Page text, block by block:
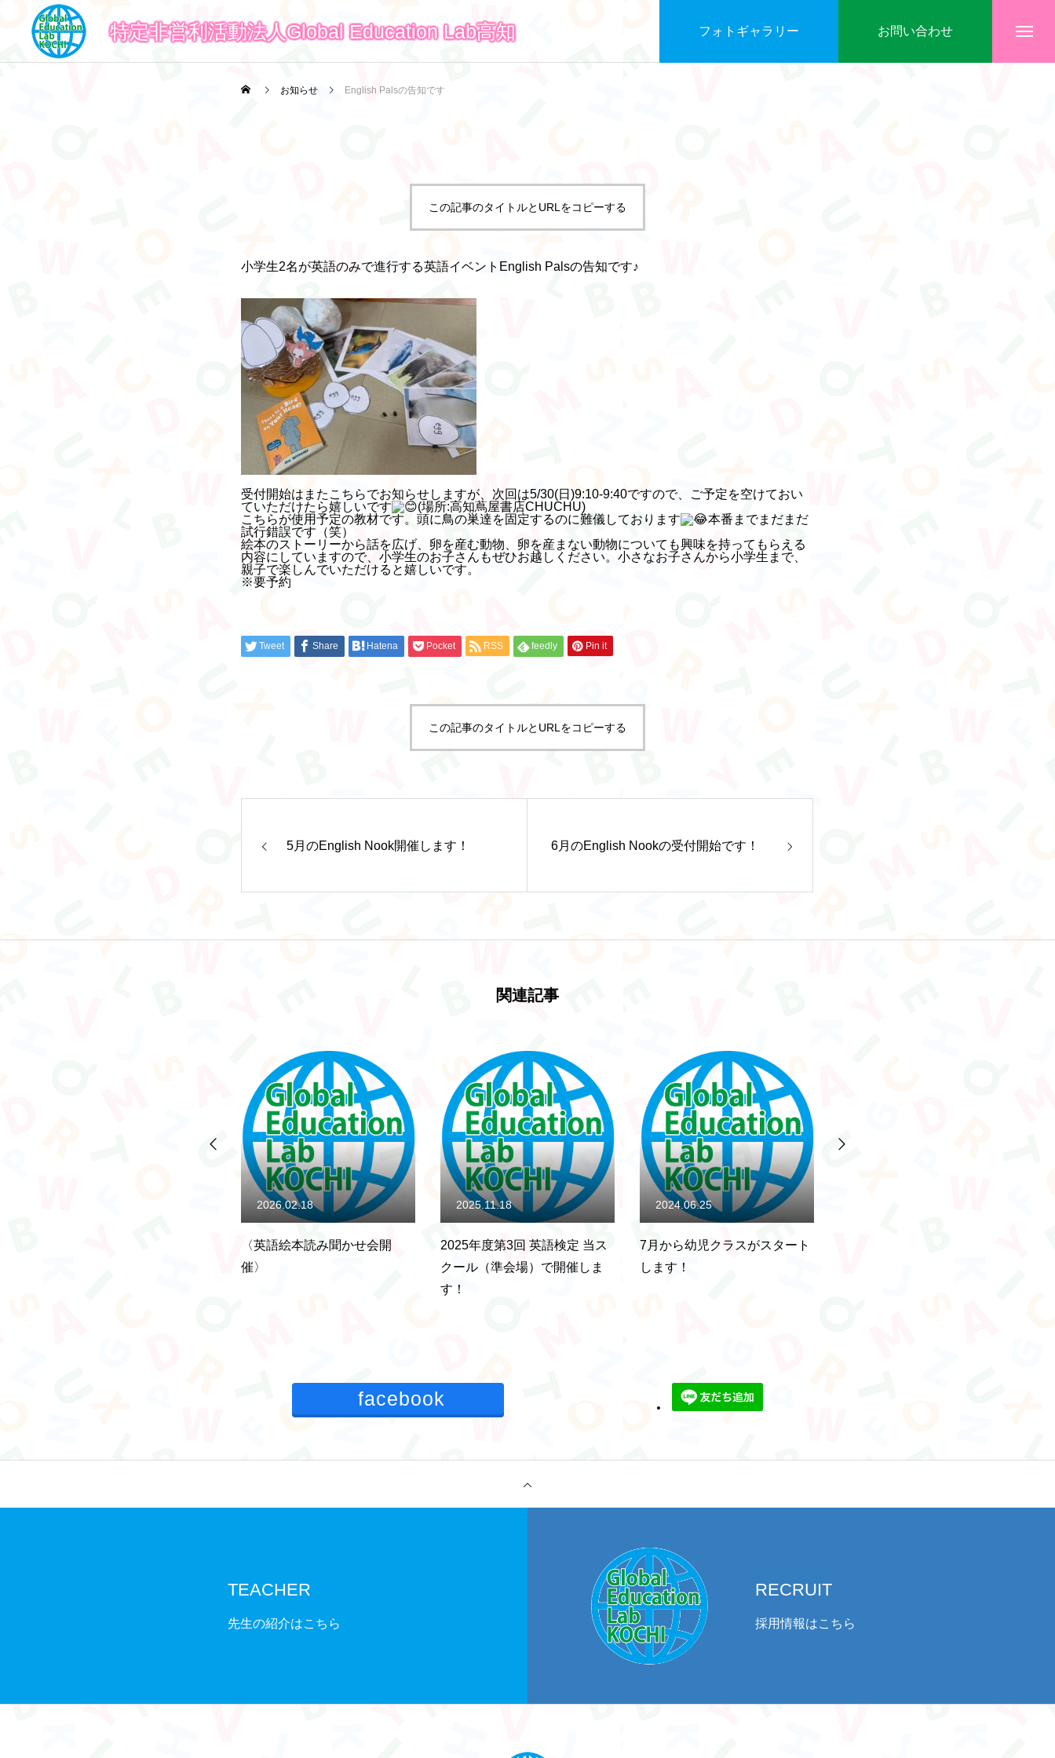
特定非営利活動法人Global Education Lab高知 フォトギャラリー お問い合わせ
お知らせ English Palsの告知です
この記事のタイトルとURLをコピーする
小学生2名が英語のみで進行する英語イベントEnglish Palsの告知です♪
受付開始はまたこちらでお知らせしますが、次回は5/30(日)9:10-9:40ですので、ご予定を空けておい
ていただけたら嬉しいです
(場所:高知蔦屋書店CHUCHU)
こちらが使用予定の教材です。頭に鳥の巣達を固定するのに難儀しております
本番までまだまだ
試行錯誤です（笑）
絵本のストーリーから話を広げ、卵を産む動物、卵を産まない動物についても興味を持ってもらえる
内容にしていますので、小学生のお子さんもぜひお越しください。小さなお子さんから小学生まで、
親子で楽しんでいただけると嬉しいです。
※要予約
Tweet Share Hatena Pocket RSS feedly Pin it
この記事のタイトルとURLをコピーする
5月のEnglish Nook開催します！ 6月のEnglish Nookの受付開始です！
関連記事
2025年度第3回 英語検定 当ス
クール（準会場）で開催しま
2025.11.18
7月から幼児クラスがスタート
します！
2024.06.25
4月のEnglish Nook申し込み受
付中です！
2024.04.19
facebook
TEACHER
先生の紹介はこちら
RECRUIT
採用情報はこちら